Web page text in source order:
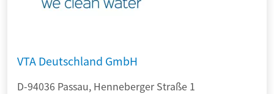
VTA Deutschland GmbH
D-94036 Passau, Henneberger Straße 1